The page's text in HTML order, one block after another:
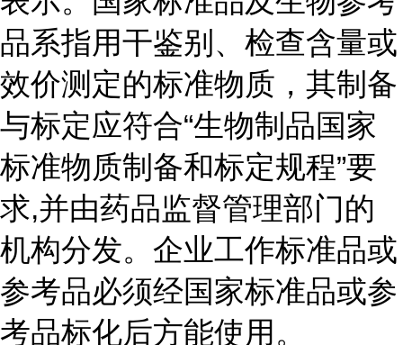
品系指用干鉴别、检查含量或
效价测定的标准物质，其制备
与标定应符合“生物制品国家
标准物质制备和标定规程”要
求,并由药品监督管理部门的
机构分发。企业工作标准品或
参考品必须经国家标准品或参
考品标化后方能使用。